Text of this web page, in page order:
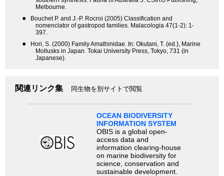
Melbourne.
●
Bouchet P. and J.-P. Rocroi (2005) Classification and
nomenclator of gastropod families. Malacologia 47(1-2): 1-
397.
●
Hori, S. (2000) Family Amathinidae. In: Okutani, T. (ed.), Marine
Mollusks in Japan. Tokai University Press, Tokyo, 731 (in
Japanese).
関連リンク集 同生物を別サイトで閲覧
OCEAN BIODIVERSITY
INFORMATION SYSTEM
OBIS is a global open-
access data and
information clearing-house
on marine biodiversity for
science, conservation and
sustainable development.